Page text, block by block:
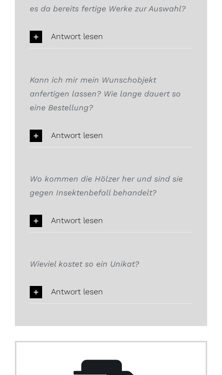
es da bereits fertige Werke zur Auswahl?
Antwort lesen
Kann ich mir mein Wunschobjekt
anfertigen lassen? Wie lange dauert so
eine Bestellung?
Antwort lesen
Wo kommen die Hölzer her und sind sie
gegen Insektenbefall behandelt?
Antwort lesen
Wieviel kostet so ein Unikat?
Antwort lesen